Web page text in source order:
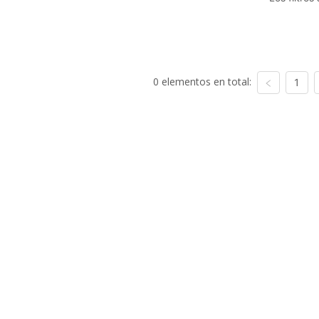
0 elementos en total: 1